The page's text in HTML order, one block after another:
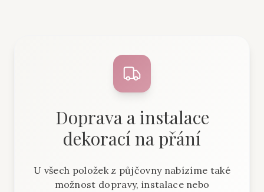
Doprava a instalace
dekorací na přání
U všech položek z půjčovny nabízíme také
možnost dopravy, instalace nebo